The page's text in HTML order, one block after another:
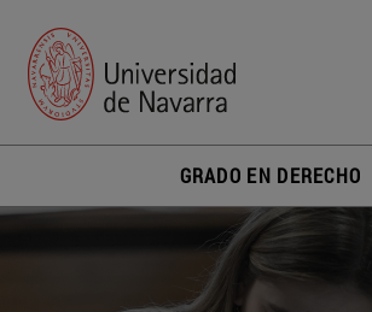
GRADO EN DERECHO